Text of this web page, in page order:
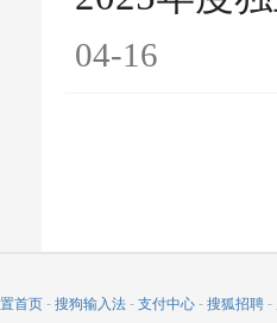
04-16
首页 - 搜狗输入法 - 支付中心 - 搜狐招聘 -